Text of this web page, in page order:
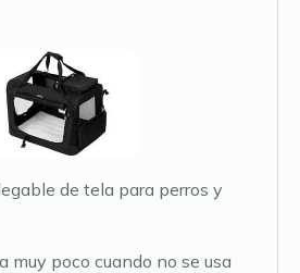
de tela para perros y
muy poco cuando no se usa